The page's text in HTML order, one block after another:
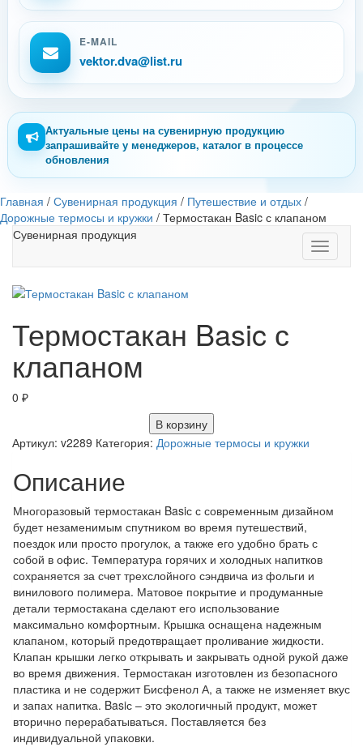
E-MAIL
vektor.dva@list.ru
Актуальные цены на сувенирную продукцию
запрашивайте у менеджеров, каталог в процессе
обновления
Главная / Сувенирная продукция / Путешествие и отдых /
Дорожные термосы и кружки / Термостакан Basic с клапаном
Toggle
Сувенирная продукция
Термостакан Basic с
клапаном
0 ₽
В корзину
Артикул: v2289 Категория: Дорожные термосы и кружки
Описание
Многоразовый термостакан Basiс с современным дизайном
будет незаменимым спутником во время путешествий,
поездок или просто прогулок, а также его удобно брать с
собой в офис. Температура горячих и холодных напитков
сохраняется за счет трехслойного сэндвича из фольги и
винилового полимера. Матовое покрытие и продуманные
детали термостакана сделают его использование
максимально комфортным. Крышка оснащена надежным
клапаном, который предотвращает проливание жидкости.
Клапан крышки легко открывать и закрывать одной рукой даже
во время движения. Термостакан изготовлен из безопасного
пластика и не содержит Бисфенол А, а также не изменяет вкус
и запах напитка. Basiс – это экологичный продукт, может
вторично перерабатываться. Поставляется без
индивидуальной упаковки.